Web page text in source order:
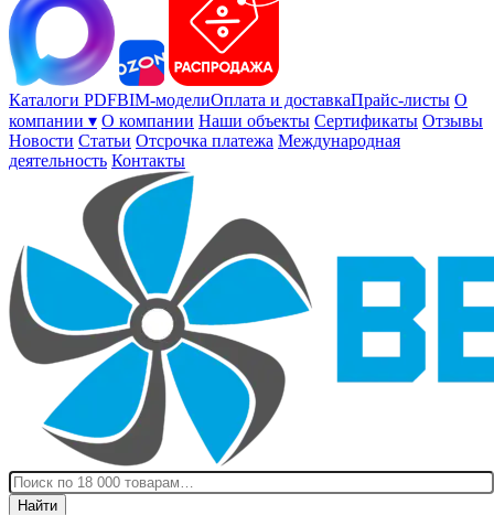
Каталоги PDFBIM-моделиОплата и доставкаПрайс-листы О
компании ▾ О компании Наши объекты Сертификаты Отзывы
Новости Статьи Отсрочка платежа Международная
деятельность Контакты
Найти